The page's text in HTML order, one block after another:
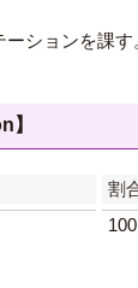
ションを課
】
割
100